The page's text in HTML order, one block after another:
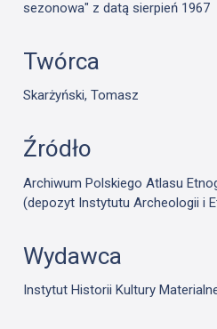
sezonowa" z datą sierpień 1967
Twórca
Skarżyński, Tomasz
Źródło
Archiwum Polskiego Atlasu
(depozyt Instytutu Archeologii i
Wydawca
Instytut Historii Kultury